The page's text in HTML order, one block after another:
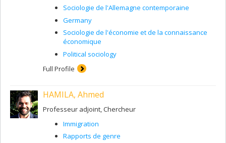
Sociologie de l'Allemagne contemporaine
Germany
Sociologie de l'économie et de la connaissance
économique
Political sociology
Full Profile
HAMILA, Ahmed
Professeur adjoint, Chercheur
Immigration
Rapports de genre